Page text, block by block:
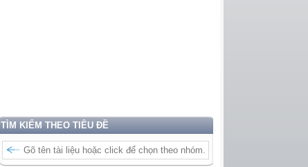
TÌM KIẾM THEO TIÊU ĐỀ